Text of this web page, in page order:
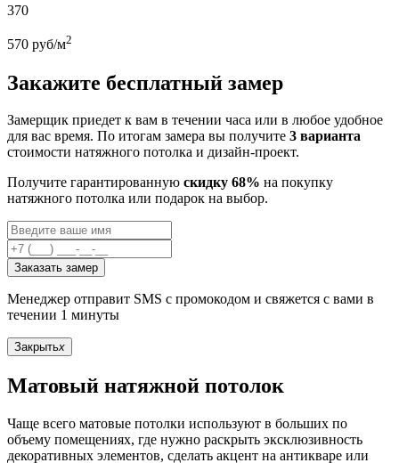
370
570 руб/м2
Закажите бесплатный замер
Замерщик приедет к вам в течении часа или в любое удобное
для вас время. По итогам замера вы получите 3 варианта
стоимости натяжного потолка и дизайн-проект.
Получите гарантированную скидку 68% на покупку
натяжного потолка или подарок на выбор.
Заказать замер
Менеджер отправит SMS с промокодом и свяжется с вами в
течении 1 минуты
Закрытьx
Матовый натяжной потолок
Чаще всего матовые потолки используют в больших по
объему помещениях, где нужно раскрыть эксклюзивность
декоративных элементов, сделать акцент на антикваре или